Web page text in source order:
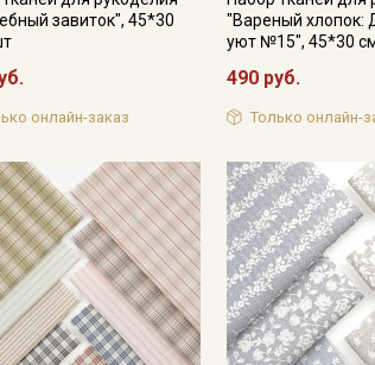
завиток", 45*30
онлайн-заказ
"Вареный хлопок:
уют №15", 45*30
490 руб.
Только онлайн-